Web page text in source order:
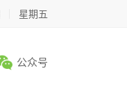
星期五
公众号